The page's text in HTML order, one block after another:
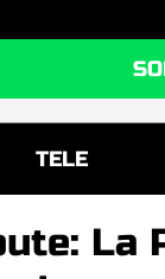
TELE
La